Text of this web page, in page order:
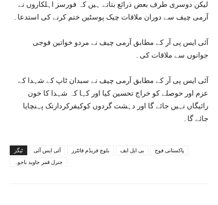
لیکن دوسری طرف بعض ذرائع بتاتے ہیں کہ فورسز اہلکاروں نے
آرمی چیف سے دوران ملاقات چیک پوسٹیں ختم کرنے کی استدعا۔
آئی ایس پی آر کے مطابق آرمی چیف نے مردو خواتین فوجی
جوانوں سے ملاقات کی۔
آئی ایس پی آر کے مطابق آرمی چیف نے سبدان ٹاپ کے شہدا کے
عزم اور حوصلے کو خراج تحسین کیا اور کہا کہ شہدا کا خون
رائیگاں نہیں جائے گا اور دہشت گردوں کوکیفرکردارتک پہنچایا
جائے گا۔
ٹیگز آئی ایس آئی بلوچ فریڈم فائٹرز بی ایل ایف
پاکستانی فوج
جنرل قمر جاوید باجوہ